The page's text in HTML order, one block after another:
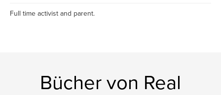
Full time activist and parent.
Bücher von Real